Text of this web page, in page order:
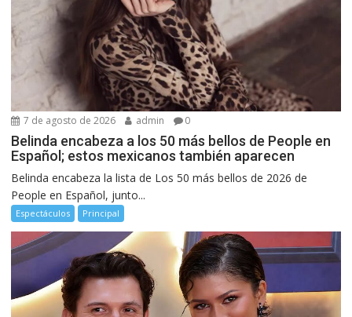
7 de agosto de 2026 admin 0
Belinda encabeza a los 50 más bellos de People en
Español; estos mexicanos también aparecen
Belinda encabeza la lista de Los 50 más bellos de 2026 de
People en Español, junto...
Espectáculos Principal